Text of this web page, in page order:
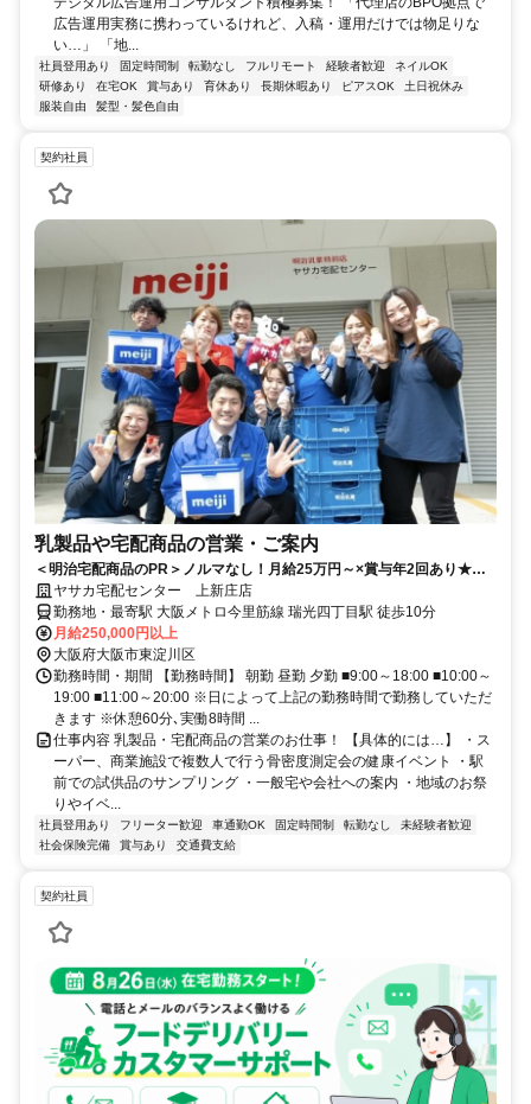
広告運用実務に携わっているけれど、入稿・運用だけでは物足りな
い…」 「地...
社員登用あり 固定時間制 転勤なし フルリモート 経験者歓迎
ネイルOK
研修あり
在宅OK 賞与あり 育休あり 長期休暇あり ピアスOK
土日祝休み
服装自由
髪型・髪色自由
契約社員
乳製品や宅配商品の営業・ご案内
＜明治宅配商品のPR＞ノルマなし！月給25万円～×賞与年2回あり★長
期休暇ありでお休みも充実◎
ヤサカ宅配センター 上新庄店
勤務地・最寄駅 大阪メトロ今里筋線 瑞光四丁目駅 徒歩10分
月給250,000円以上
大阪府大阪市東淀川区
勤務時間・期間 【勤務時間】 朝勤 昼勤 夕勤 ■9:00～18:00 ■10:00～
19:00 ■11:00～20:00 ※日によって上記の勤務時間で勤務していただ
きます ※休憩60分､実働8時間 ...
仕事内容 乳製品・宅配商品の営業のお仕事！ 【具体的には…】 ・ス
ーパー、商業施設で複数人で行う骨密度測定会の健康イベント ・駅
前での試供品のサンプリング ・一般宅や会社への案内 ・地域のお祭
りやイベ...
社員登用あり フリーター歓迎 車通勤OK 固定時間制 転勤なし
未経験者歓迎
社会保険完備
賞与あり 交通費支給
契約社員